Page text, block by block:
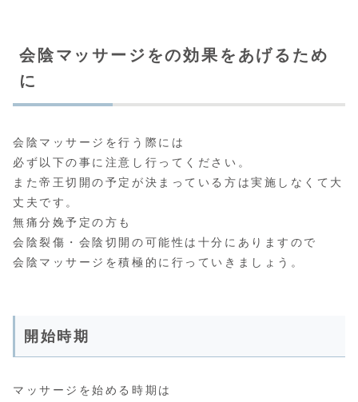
会陰マッサージをの効果をあげるため
に
会陰マッサージを行う際には
必ず以下の事に注意し行ってください。
また帝王切開の予定が決まっている方は実施しなくて大
丈夫です。
無痛分娩予定の方も
会陰裂傷・会陰切開の可能性は十分にありますので
会陰マッサージを積極的に行っていきましょう。
開始時期
マッサージを始める時期は